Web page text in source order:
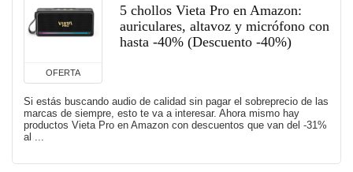
OFERTA
5 chollos Vieta Pro en Amazon:
auriculares, altavoz y micrófono con
hasta -40% (Descuento -40%)
Si estás buscando audio de calidad sin pagar el sobreprecio de las
marcas de siempre, esto te va a interesar. Ahora mismo hay
productos Vieta Pro en Amazon con descuentos que van del -31%
al ...